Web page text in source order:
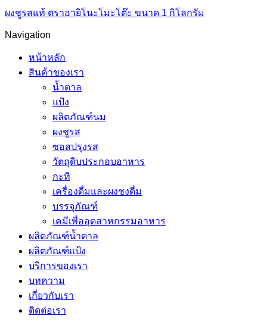
ผงชูรสแท้ ตราอายิโนะโมะโต๊ะ ขนาด 1 กิโลกรัม
Navigation
หน้าหลัก
สินค้าของเรา
น้ำตาล
แป้ง
ผลิตภัณฑ์นม
ผงชูรส
ซอสปรุงรส
วัตถุดิบประกอบอาหาร
กะทิ
เครื่องดื่มและผงชงดื่ม
บรรจุภัณฑ์
เคมีเพื่ออุตสาหกรรมอาหาร
ผลิตภัณฑ์น้ำตาล
ผลิตภัณฑ์แป้ง
บริการของเรา
บทความ
เกี่ยวกับเรา
ติดต่อเรา